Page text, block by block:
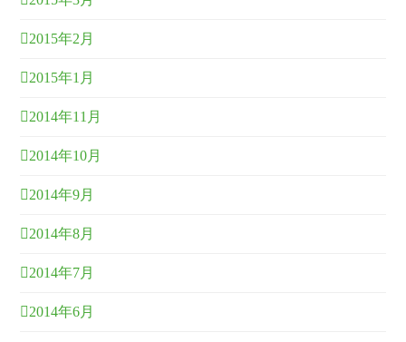
2015年2月
2015年1月
2014年11月
2014年10月
2014年9月
2014年8月
2014年7月
2014年6月